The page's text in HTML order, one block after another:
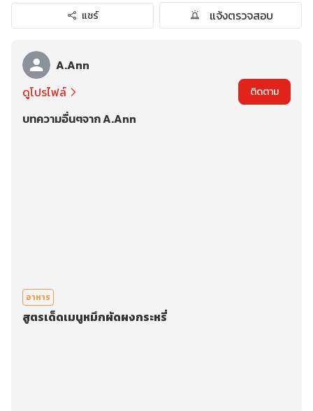
แชร์ แจ้งตรวจสอบ
A.Ann
ดูโปรไฟล์
ติดตาม
บทความอื่นๆจาก A.Ann
อาหาร
สูตรเด็ดเมนูหมึกผัดผงกระหรี่